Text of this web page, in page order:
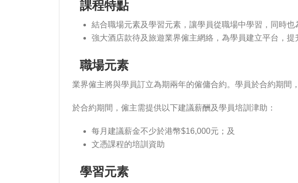
課程特點
結合職場元素及學習元素，讓學員從職場中學習，同時
強大酒店款待及旅遊業界僱主網絡，為學員建立平台，提
職場元素
業界僱主將與學員訂立為期兩年的僱傭合約。學員於合約期間
於合約期間，僱主需提供以下建議薪酬及學員培訓津助：
每月建議薪金不少於港幣$16,000元；及
文憑課程的培訓資助
學習元素